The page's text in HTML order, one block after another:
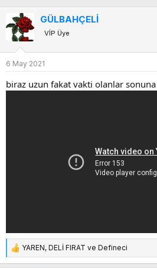
n
b
u
y
u
b
a
ş
n
ı
ç
GÜLBAHÇELİ
VİP Üye
6 May 2021
biraz uzun fakat vakti olanlar
T
e
YAREN, DELİ FIRAT ve Defineci